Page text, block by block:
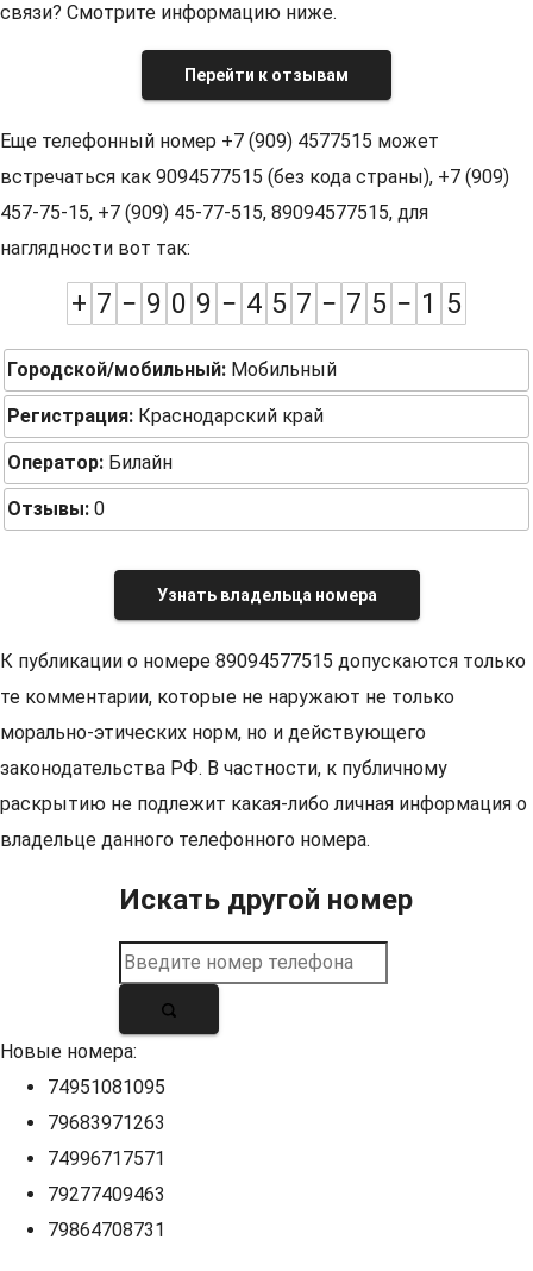
связи? Смотрите информацию ниже.
Перейти к отзывам
Еще телефонный номер +7 (909) 4577515 может
встречаться как 9094577515 (без кода страны), +7 (909)
457-75-15, +7 (909) 45-77-515, 89094577515, для
наглядности вот так:
+ 7 − 9 0 9 − 4 5 7 − 7 5 − 1 5
Городской/мобильный: Мобильный
Регистрация: Краснодарский край
Оператор: Билайн
Отзывы: 0
Узнать владельца номера
К публикации о номере 89094577515 допускаются только
те комментарии, которые не наружают не только
морально-этических норм, но и действующего
законодательства РФ. В частности, к публичному
раскрытию не подлежит какая-либо личная информация о
владельце данного телефонного номера.
Искать другой номер
Новые номера:
74951081095
79683971263
74996717571
79277409463
79864708731